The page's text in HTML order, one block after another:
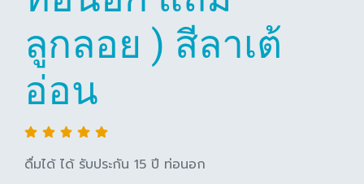
ลูกลอย ) สีลาเต้
อ่อน
ดื่มได้ ได้ รับประกัน 15 ปี ท่อนอก